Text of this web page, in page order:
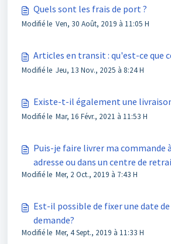
Quels sont les frais de port ?
Modifié le Ven, 30 Août, 2019 à 11:05 H
Articles en transit : qu'est-ce que
Modifié le Jeu, 13 Nov., 2025 à 8:24 H
Existe-t-il également une
Modifié le Mar, 16 Févr., 2021 à 11:53 H
Puis-je faire livrer ma commande
adresse ou dans un centre de
Modifié le Mer, 2 Oct., 2019 à 7:43 H
Est-il possible de fixer une date
demande?
Modifié le Mer, 4 Sept., 2019 à 11:33 H